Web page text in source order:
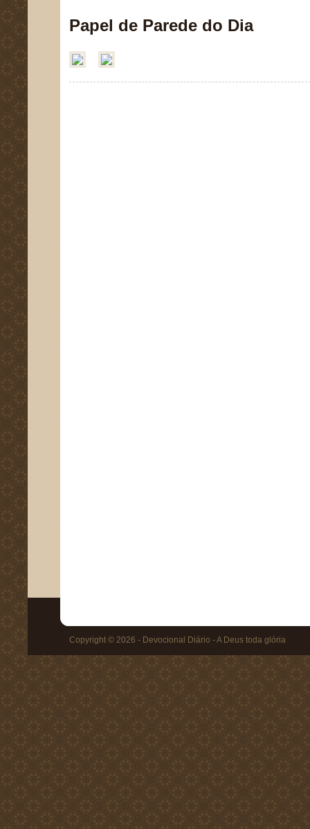
Papel de Parede do Dia
Copyright © 2026 - Devocional Diário - A Deus toda glória